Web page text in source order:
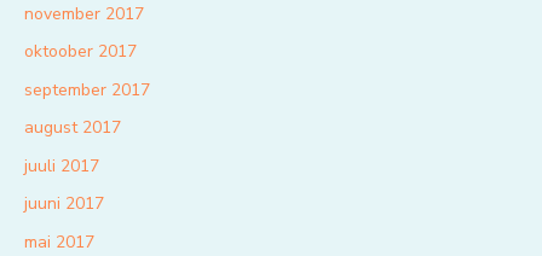
november 2017
oktoober 2017
september 2017
august 2017
juuli 2017
juuni 2017
mai 2017